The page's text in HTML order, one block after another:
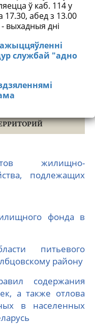
ў каб. 114 у
17.30, абед з 13.00
выхадныя дні
службай "адно
службы
142
жилищно-
подлежащих
фонда в
питьевого
району
содержания
а также отлова
в населенных